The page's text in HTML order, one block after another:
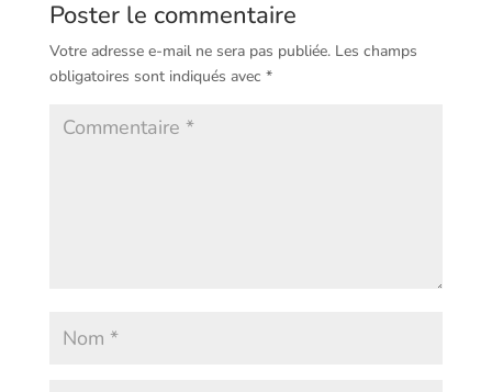
Poster le commentaire
Votre adresse e-mail ne sera pas publiée. Les champs
obligatoires sont indiqués avec *